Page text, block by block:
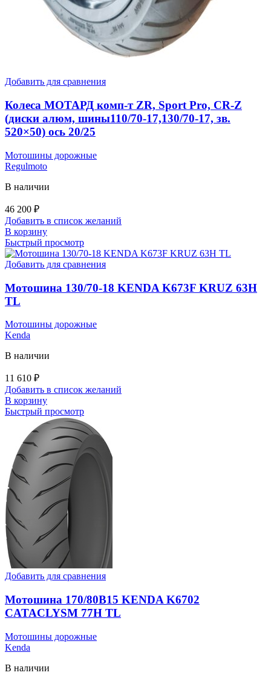
Добавить для сравнения
Колеса МОТАРД комп-т ZR, Sport Pro, CR-Z
(диски алюм, шины110/70-17,130/70-17, зв.
520×50) ось 20/25
Мотошины дорожные
Regulmoto
В наличии
46 200 ₽
Добавить в список желаний
В корзину
Быстрый просмотр
Добавить для сравнения
Мотошина 130/70-18 KENDA K673F KRUZ 63H
TL
Мотошины дорожные
Kenda
В наличии
11 610 ₽
Добавить в список желаний
В корзину
Быстрый просмотр
Добавить для сравнения
Мотошина 170/80B15 KENDA K6702
CATACLYSM 77H TL
Мотошины дорожные
Kenda
В наличии